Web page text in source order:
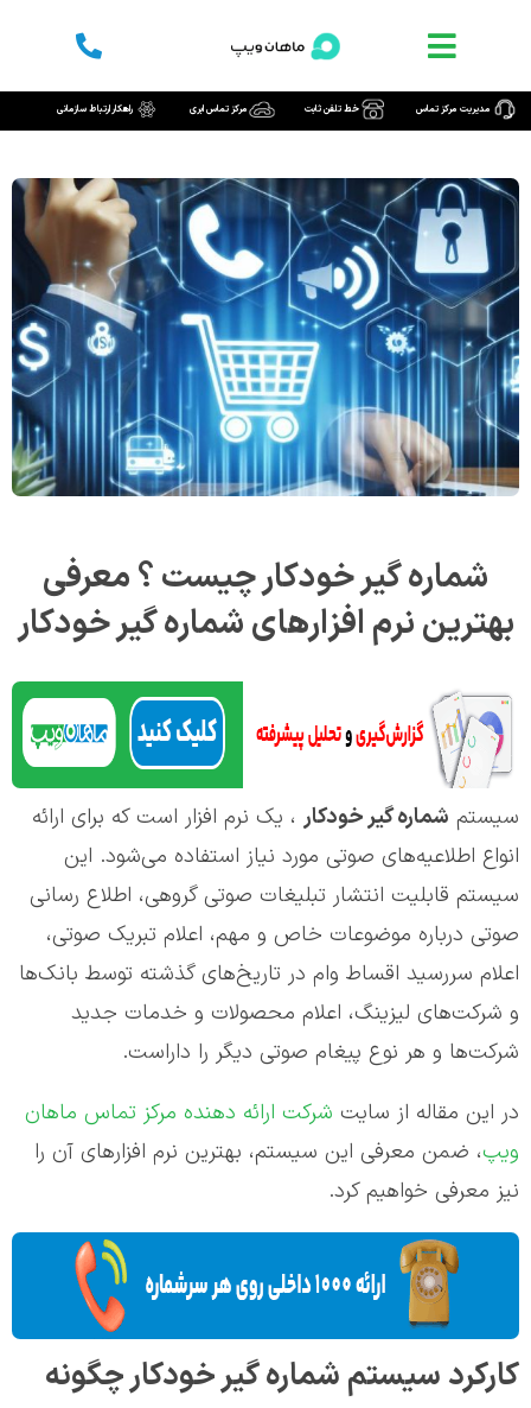
محتوامدیریت مرکز تماس خط تلفن ثابت مرکز تماس ابری راهکار ارتباط سازمانی
شماره گیر خودکار چیست ؟ معرفی
بهترین نرم افزارهای شماره گیر خودکار
سیستم شماره گیر خودکار ، یک نرم افزار است که برای ارائه
انواع اطلاعیه‌های صوتی مورد نیاز استفاده می‌شود. این
سیستم قابلیت انتشار تبلیغات صوتی گروهی، اطلاع رسانی
صوتی درباره موضوعات خاص و مهم، اعلام تبریک صوتی،
اعلام سررسید اقساط وام در تاریخ‌های گذشته توسط بانک‌ها
و شرکت‌های لیزینگ، اعلام محصولات و خدمات جدید
شرکت‌ها و هر نوع پیغام صوتی دیگر را داراست.
در این مقاله از سایت شرکت ارائه دهنده مرکز تماس ماهان
ویپ، ضمن معرفی این سیستم، بهترین نرم افزارهای آن را
نیز معرفی خواهیم کرد.
کارکرد سیستم شماره گیر خودکار چگونه